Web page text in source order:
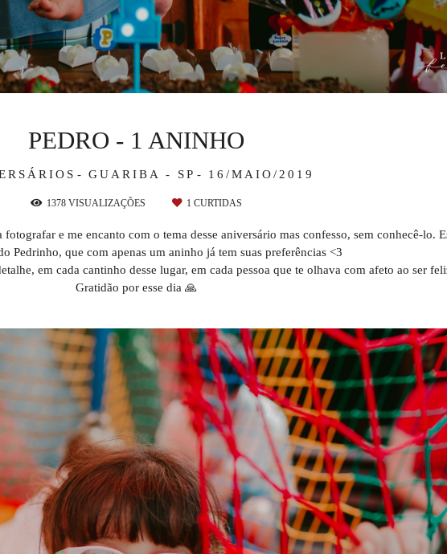
GUARIBA - SP 16/MAIO/2019
PEDRO - 1 ANINHO
1378VISUALIZAÇÕES 1 CURTIDAS
e me encanto com o tema desse aniversário mas confesso, sem conhecê-lo.
Pedrinho, que com apenas um aninho já tem suas preferências <3
em cada cantinho desse lugar, em cada pessoa que te olhava com afeto ao ser
Gratidão por esse dia 🙏